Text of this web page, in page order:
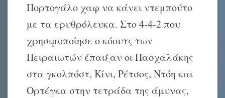
Πορτογάλο χαφ να κάνει ντεμπούτο
με τα ερυθρόλευκα. Στο 4-4-2 που
χρησιμοποίησε ο κόουτς των
Πειραιωτών έπαιξαν οι Πασχαλάκης
στα γκολπόστ, Κίνι, Ρέτσος, Ντόη και
Ορτέγκα στην τετράδα της άμυνας,